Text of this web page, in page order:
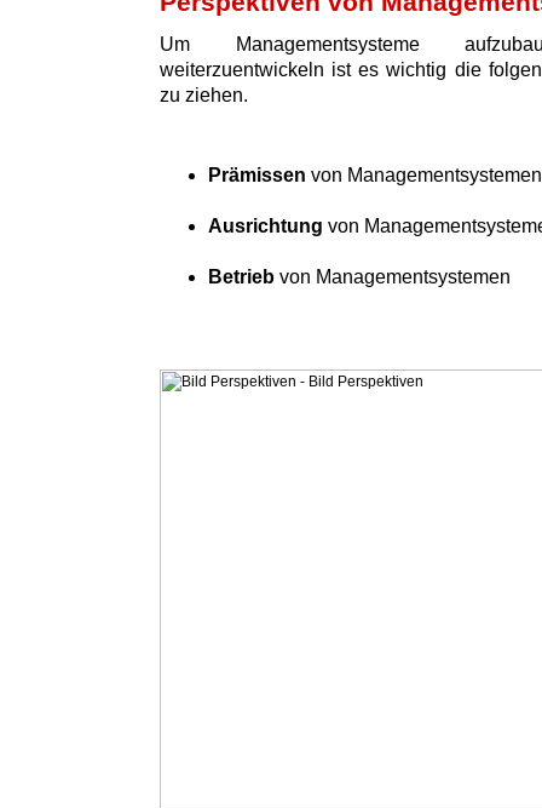
Um Managementsysteme
weiterzuentwickeln ist es wichtig die
zu ziehen.
Prämissen von Managementsystemen
Ausrichtung von
Betrieb von Managementsystemen